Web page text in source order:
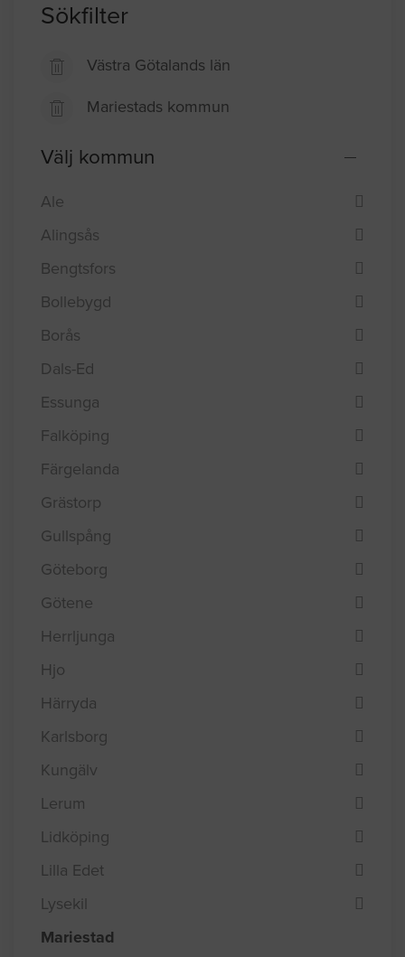
Sökfilter
Västra Götalands län
Mariestads kommun
Välj kommun
Ale
Alingsås
Bengtsfors
Bollebygd
Borås
Dals-Ed
Essunga
Falköping
Färgelanda
Grästorp
Gullspång
Göteborg
Götene
Herrljunga
Hjo
Härryda
Karlsborg
Kungälv
Lerum
Lidköping
Lilla Edet
Lysekil
Mariestad